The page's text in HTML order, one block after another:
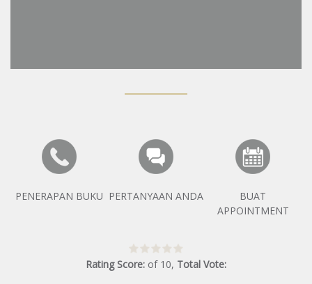
PENERAPAN BUKU PERTANYAAN ANDA
BUAT
APPOINTMENT
Rating Score: of 10, Total Vote: